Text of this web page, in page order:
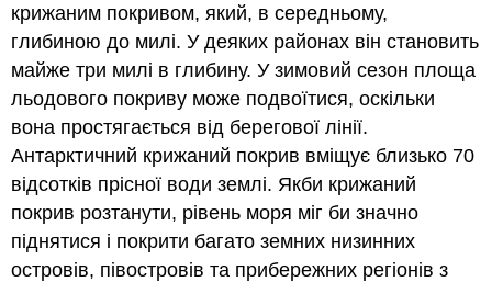
крижаним покривом, який, в середньому,
глибиною до милі. У деяких районах він становить
майже три милі в глибину. У зимовий сезон площа
льодового покриву може подвоїтися, оскільки
вона простягається від берегової лінії.
Антарктичний крижаний покрив вміщує близько 70
відсотків прісної води землі. Якби крижаний
покрив розтанути, рівень моря міг би значно
піднятися і покрити багато земних низинних
островів, півостровів та прибережних регіонів з